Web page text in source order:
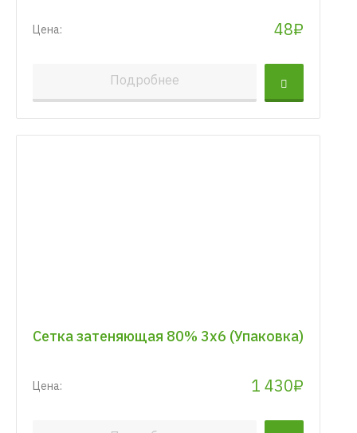
Цена: 48₽
Подробнее
Сетка затеняющая 80% 3х6 (Упаковка)
Цена: 1 430₽